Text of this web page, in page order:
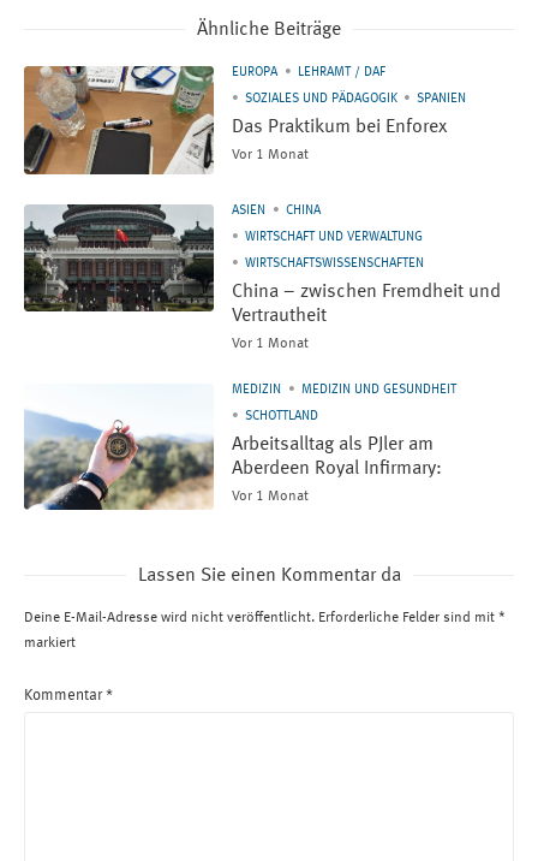
Ähnliche Beiträge
EUROPA
LEHRAMT / DAF
SOZIALES UND PÄDAGOGIK
SPANIEN
Das Praktikum bei Enforex
Vor 1 Monat
ASIEN
CHINA
WIRTSCHAFT UND VERWALTUNG
WIRTSCHAFTSWISSENSCHAFTEN
China – zwischen Fremdheit und
Vertrautheit
Vor 1 Monat
MEDIZIN
MEDIZIN UND GESUNDHEIT
SCHOTTLAND
Arbeitsalltag als PJler am
Aberdeen Royal Infirmary:
Vor 1 Monat
Lassen Sie einen Kommentar da
Deine E-Mail-Adresse wird nicht veröffentlicht. Erforderliche Felder sind mit *
markiert
Kommentar*